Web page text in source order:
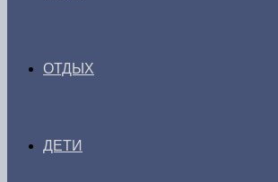
ОТДЫХ
ДЕТИ